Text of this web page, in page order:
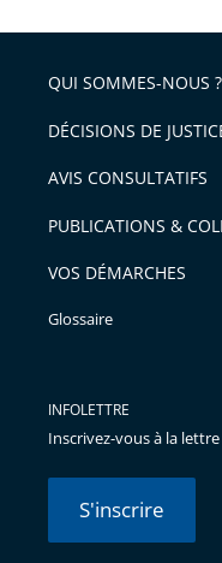
QUI SOMMES-NOUS ?
DÉCISIONS DE
AVIS CONSULTATIFS
PUBLICATIONS &
VOS DÉMARCHES
Glossaire
INFOLETTRE
Inscrivez-vous à la
S'inscrire